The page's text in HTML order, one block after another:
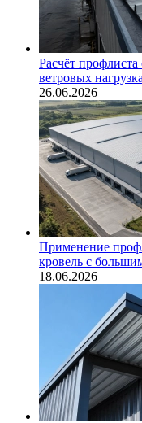
Расчёт
ветровых
26.06.2026
Применение
кровель с
18.06.2026